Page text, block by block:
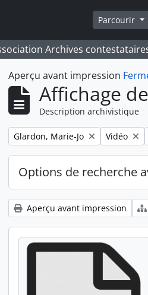
Parcourir
Archives
Aperçu avant impression
Affichage
Description archivistique
Remove filter:
Glardon, Marie-Jo Remove
Vidéo
Options de recherche
Aperçu avant impression